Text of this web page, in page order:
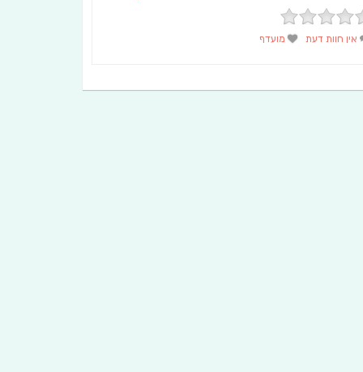
אין חוות דעת מועדף